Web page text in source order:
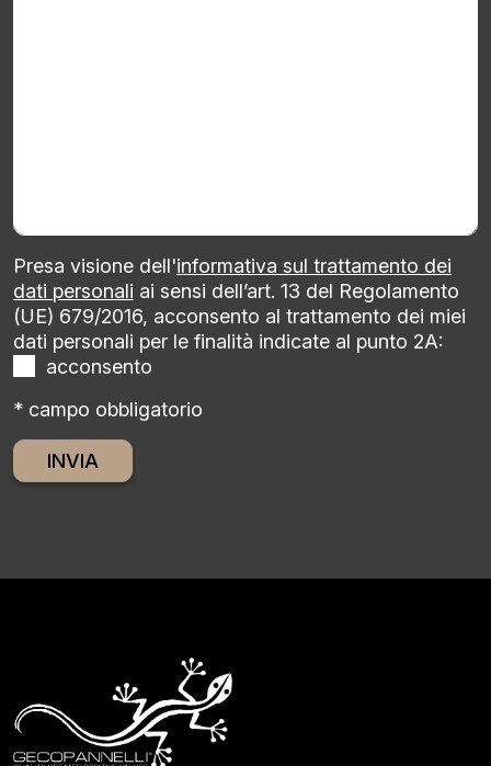
Presa visione dell'informativa sul trattamento dei
dati personali ai sensi dell’art. 13 del Regolamento
(UE) 679/2016, acconsento al trattamento dei miei
dati personali per le finalità indicate al punto 2A:
acconsento
* campo obbligatorio